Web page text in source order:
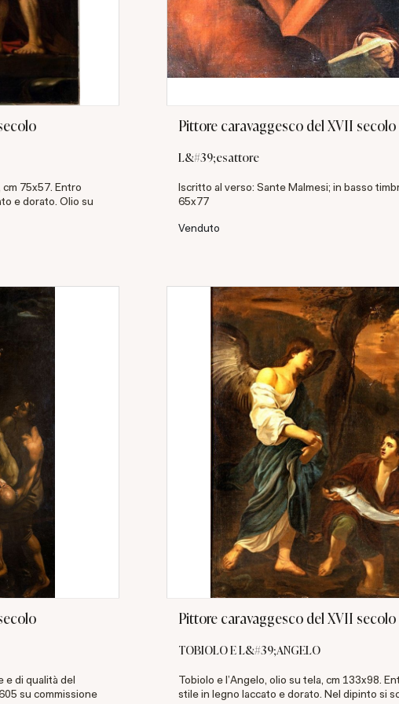
75x57. Entro
e dorato. Olio su
Pittore caravaggesco del XVII secolo
L&#39;esattore
Iscritto al verso: Sante Malmesi; in basso
65x77
Venduto
e di qualità del
su commissione
Pittore caravaggesco del XVII secolo
TOBIOLO E L&#39;ANGELO
Tobiolo e l'Angelo, olio su tela, cm 133x98.
stile in legno laccato e dorato. Nel dipinto si